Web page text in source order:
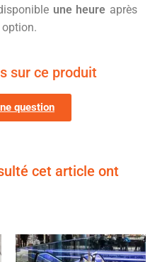
une heure après
sur ce produit
question
cet article ont